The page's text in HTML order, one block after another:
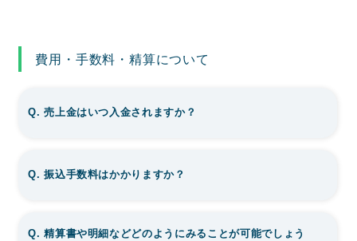
費用・手数料・精算について
Q. 売上金はいつ入金されますか？
Q. 振込手数料はかかりますか？
Q. 精算書や明細などどのようにみることが可能でしょう